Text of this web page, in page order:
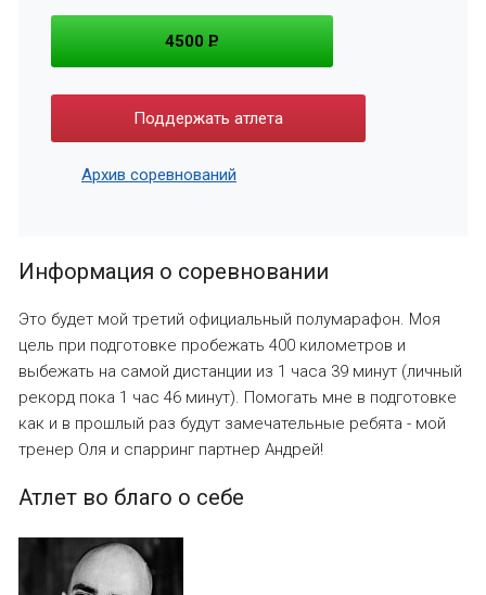
4500 P
Поддержать атлета
Архив соревнований
Информация о соревновании
Это будет мой третий официальный полумарафон. Моя
цель при подготовке пробежать 400 километров и
выбежать на самой дистанции из 1 часа 39 минут (личный
рекорд пока 1 час 46 минут). Помогать мне в подготовке
как и в прошлый раз будут замечательные ребята - мой
тренер Оля и спарринг партнер Андрей!
Атлет во благо о себе